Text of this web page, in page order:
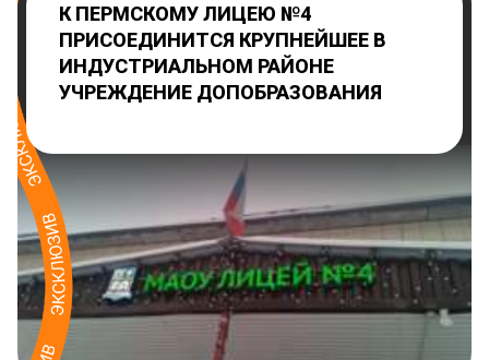
К ПЕРМСКОМУ ЛИЦЕЮ №4
ПРИСОЕДИНИТСЯ КРУПНЕЙШЕЕ В
ИНДУСТРИАЛЬНОМ РАЙОНЕ
УЧРЕЖДЕНИЕ ДОПОБРАЗОВАНИЯ